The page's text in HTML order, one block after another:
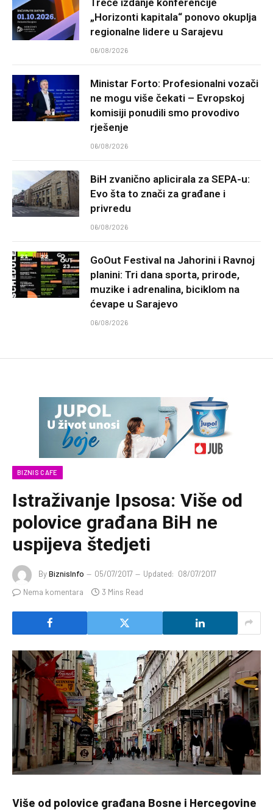
„Horizonti kapitala“ ponovo okuplja
regionalne lidere u Sarajevu
06/08/2026
Ministar Forto: Profesionalni vozači
ne mogu više čekati – Evropskoj
komisiji ponudili smo provodivo
rješenje
06/08/2026
BiH zvanično aplicirala za SEPA-u:
Evo šta to znači za građane i
privredu
06/08/2026
GoOut Festival na Jahorini i Ravnoj
planini: Tri dana sporta, prirode,
muzike i adrenalina, biciklom na
ćevape u Sarajevo
06/08/2026
BIZNIS CAFE
Istraživanje Ipsosa: Više od
polovice građana BiH ne
uspijeva štedjeti
ByBiznisInfo 05/07/2017 Updated: 08/07/2017
Nema komentara
3 Mins Read
Više od polovice građana Bosne i Hercegovine